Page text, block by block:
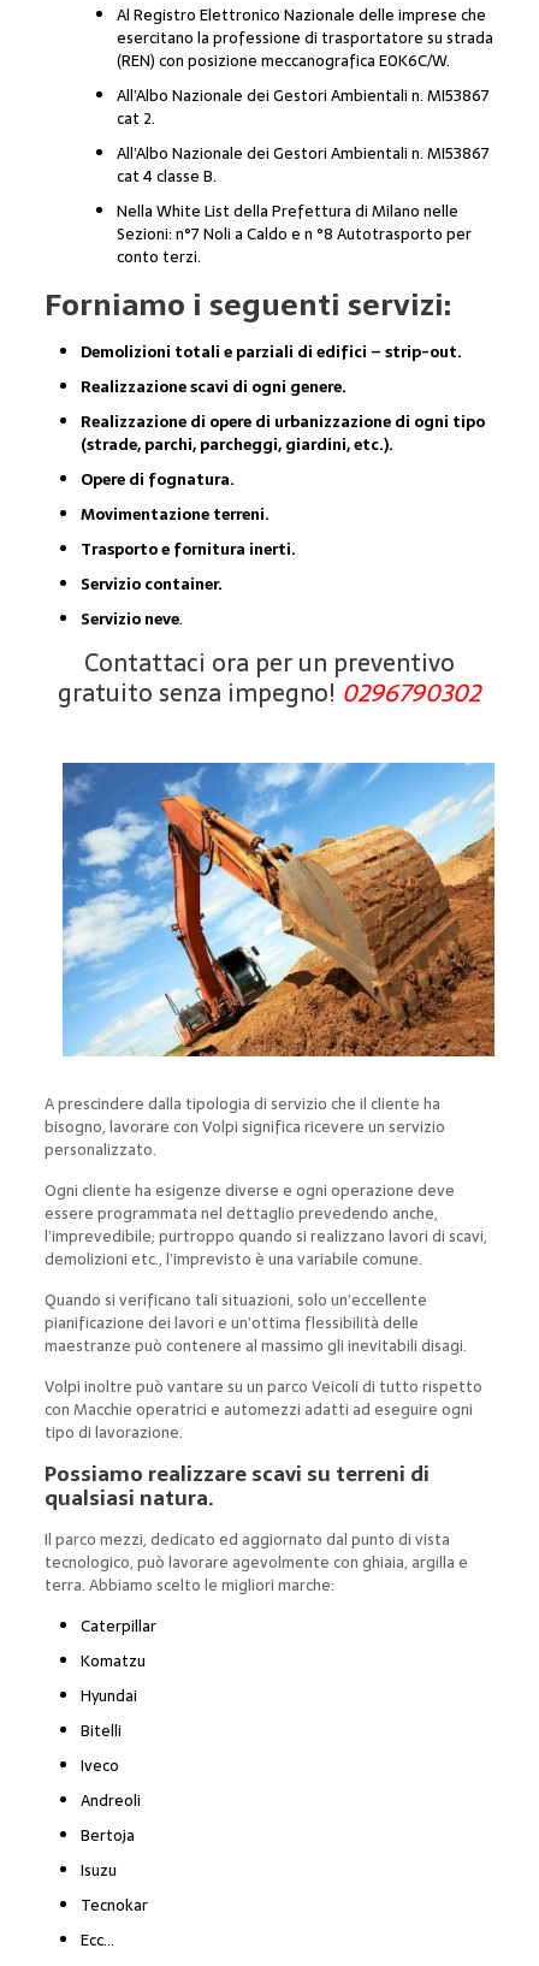
Al Registro Elettronico Nazionale delle imprese che
esercitano la professione di trasportatore su strada
(REN) con posizione meccanografica E0K6C/W.
All’Albo Nazionale dei Gestori Ambientali n. MI53867
cat 2.
All’Albo Nazionale dei Gestori Ambientali n. MI53867
cat 4 classe B.
Nella White List della Prefettura di Milano nelle
Sezioni: n°7 Noli a Caldo e n °8 Autotrasporto per
conto terzi.
Forniamo i seguenti servizi:
Demolizioni totali e parziali di edifici – strip-out.
Realizzazione scavi di ogni genere.
Realizzazione di opere di urbanizzazione di ogni tipo
(strade, parchi, parcheggi, giardini, etc.).
Opere di fognatura.
Movimentazione terreni.
Trasporto e fornitura inerti.
Servizio container.
Servizio neve.
Contattaci ora per un preventivo
gratuito senza impegno! 0296790302
A prescindere dalla tipologia di servizio che il cliente ha
bisogno, lavorare con Volpi significa ricevere un servizio
personalizzato.
Ogni cliente ha esigenze diverse e ogni operazione deve
essere programmata nel dettaglio prevedendo anche,
l’imprevedibile; purtroppo quando si realizzano lavori di scavi,
demolizioni etc., l’imprevisto è una variabile comune.
Quando si verificano tali situazioni, solo un’eccellente
pianificazione dei lavori e un’ottima flessibilità delle
maestranze può contenere al massimo gli inevitabili disagi.
Volpi inoltre può vantare su un parco Veicoli di tutto rispetto
con Macchie operatrici e automezzi adatti ad eseguire ogni
tipo di lavorazione.
Possiamo realizzare scavi su terreni di
qualsiasi natura.
Il parco mezzi, dedicato ed aggiornato dal punto di vista
tecnologico, può lavorare agevolmente con ghiaia, argilla e
terra. Abbiamo scelto le migliori marche:
Caterpillar
Komatzu
Hyundai
Bitelli
Iveco
Andreoli
Bertoja
Isuzu
Tecnokar
Ecc…